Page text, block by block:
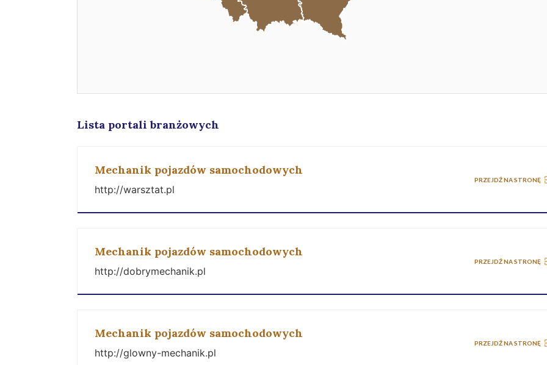
Lista portali branżowych
Mechanik pojazdów samochodowych
http://warsztat.pl
PRZEJDŹ NA STRONĘ
Mechanik pojazdów samochodowych
http://dobrymechanik.pl
PRZEJDŹ NA STRONĘ
Mechanik pojazdów samochodowych
http://glowny-mechanik.pl
PRZEJDŹ NA STRONĘ